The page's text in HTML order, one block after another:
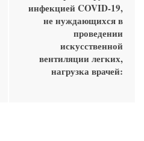
инфекцией COVID-19,
не нуждающихся в
проведении
искусственной
вентиляции легких,
нагрузка врачей: